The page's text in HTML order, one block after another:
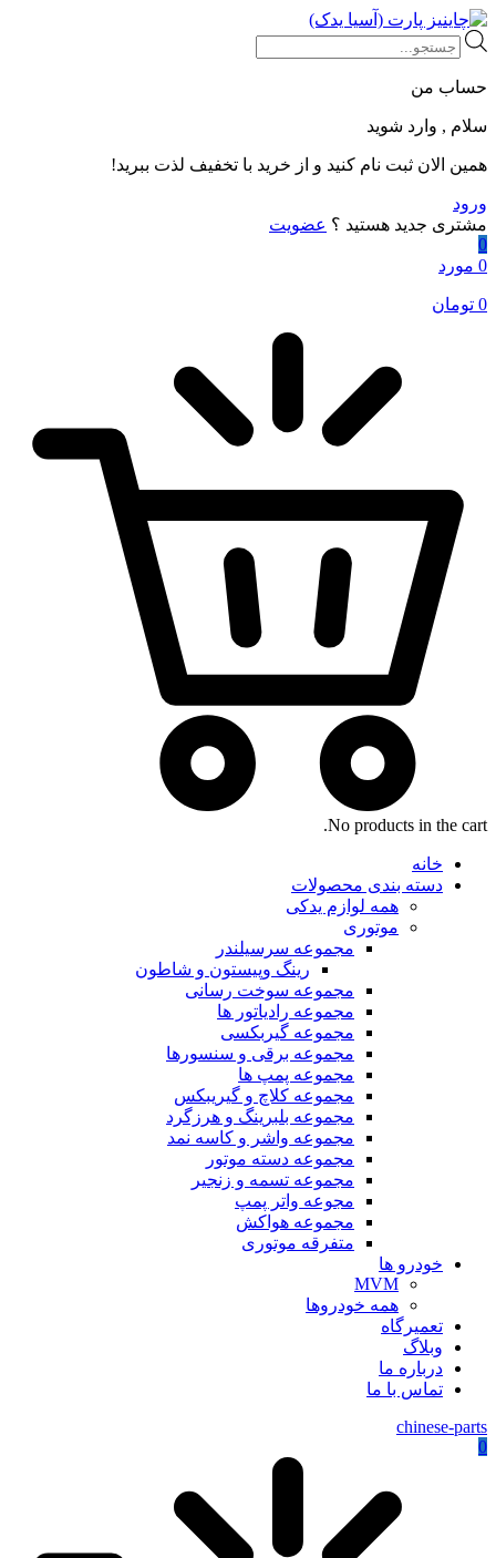
Products
search
حساب من
سلام , وارد شوید
همین الان ثبت نام کنید و از خرید با تخفیف لذت ببرید!
ورود
مشتری جدید هستید ؟ عضویت
0
0 مورد
0 تومان
No products in the cart.
خانه
دسته بندی محصولات
همه لوازم یدکی
موتوری
مجموعه سرسیلندر
رینگ وپیستون و شاطون
مجموعه سوخت رسانی
مجموعه رادیاتور ها
مجموعه گیربکسی
مجموعه برقی و سنسورها
مجموعه پمپ ها
مجموعه کلاچ و گیریبکس
مجموعه بلبرینگ و هرزگرد
مجموعه واشر و کاسه نمد
مجموعه دسته موتور
مجموعه تسمه و زنجیر
مجوعه واتر پمپ
مجموعه هواکش
متفرقه موتوری
خودرو ها
MVM
همه خودروها
تعمیرگاه
وبلاگ
درباره ما
تماس با ما
chinese-parts
0